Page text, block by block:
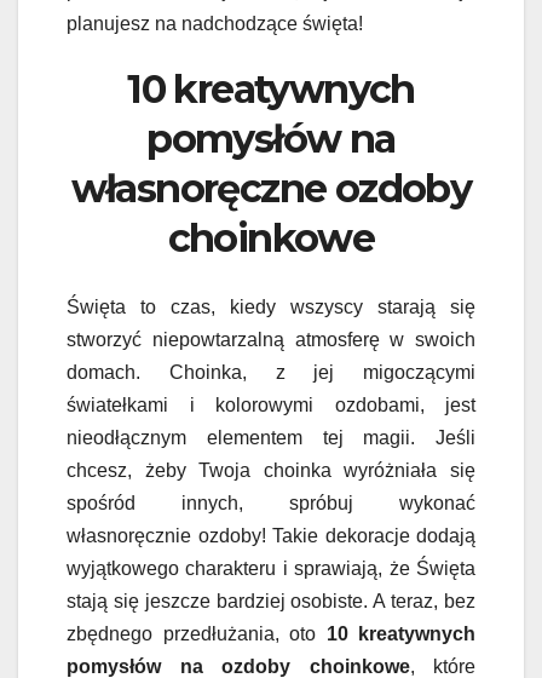
planujesz na nadchodzące święta!
10 kreatywnych
pomysłów na
własnoręczne ozdoby
choinkowe
Święta to czas, kiedy wszyscy starają się
stworzyć niepowtarzalną atmosferę w swoich
domach. Choinka, z jej migoczącymi
światełkami i kolorowymi ozdobami, jest
nieodłącznym elementem tej magii. Jeśli
chcesz, żeby Twoja choinka wyróżniała się
spośród innych, spróbuj wykonać
własnoręcznie ozdoby! Takie dekoracje dodają
wyjątkowego charakteru i sprawiają, że Święta
stają się jeszcze bardziej osobiste. A teraz, bez
zbędnego przedłużania, oto 10 kreatywnych
pomysłów na ozdoby choinkowe, które